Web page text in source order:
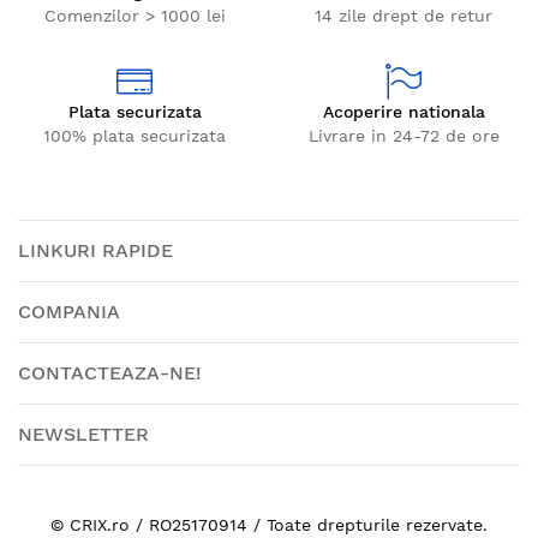
Comenzilor > 1000 lei
14 zile drept de retur
Plata securizata
100% plata securizata
Acoperire nationala
Livrare in 24-72 de ore
LINKURI RAPIDE
COMPANIA
CONTACTEAZA-NE!
NEWSLETTER
© CRIX.ro / RO25170914 / Toate drepturile rezervate.